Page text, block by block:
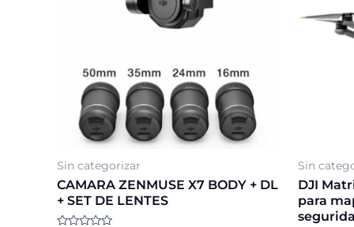
Sin categorizar
CAMARA ZENMUSE X7 BODY + DL
+ SET DE LENTES
Sin
DJI
para